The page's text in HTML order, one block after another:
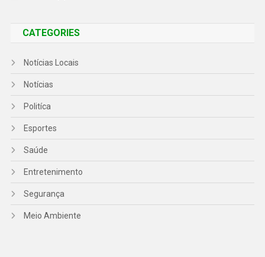
CATEGORIES
Notícias Locais
Notícias
Politíca
Esportes
Saúde
Entretenimento
Segurança
Meio Ambiente